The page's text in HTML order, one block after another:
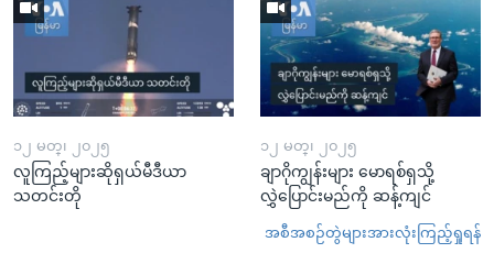
၁၂ မတ္၊ ၂၀၂၅
လူကြည့်များဆိုရှယ်မီဒီယာ
သတင်းတို
၁၂ မတ္၊ ၂၀၂၅
ချာဂိုကျွန်းများ မောရစ်ရှသို့
လွှဲပြောင်းမည်ကို ဆန့်ကျင်
အစီအစဉ်တွဲများအားလုံးကြည့်ရှုရန်